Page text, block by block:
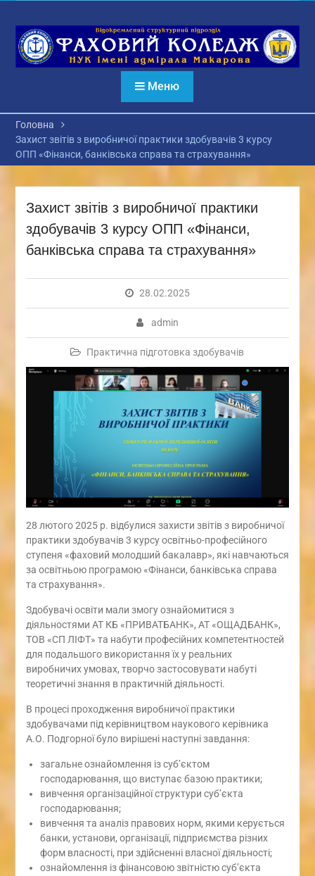
вмісту
Меню
Головна
Захист звітів з виробничої практики здобувачів 3 курсу
ОПП «Фінанси, банківська справа та страхування»
Захист звітів з виробничої практики
здобувачів 3 курсу ОПП «Фінанси,
банківська справа та страхування»
28.02.2025
admin
Практична підготовка здобувачів
28 лютого 2025 р. відбулися захисти звітів з виробничої
практики здобувачів 3 курсу освітньо-професійного
ступеня «фаховий молодший бакалавр», які навчаються
за освітньою програмою «Фінанси, банківська справа
та страхування».
Здобувачі освіти мали змогу ознайомитися з
діяльностями АТ КБ «ПРИВАТБАНК», АТ «ОЩАДБАНК»,
ТОВ «СП ЛІФТ» та набути професійних компетентностей
для подальшого використання їх у реальних
виробничих умовах, творчо застосовувати набуті
теоретичні знання в практичній діяльності.
В процесі проходження виробничої практики
здобувачами під керівництвом наукового керівника
А.О. Подгорної було вирішені наступні завдання:
загальне ознайомлення із суб’єктом
господарювання, що виступає базою практики;
вивчення організаційної структури суб’єкта
господарювання;
вивчення та аналіз правових норм, якими керується
банки, установи, організації, підприємства різних
форм власності, при здійсненні власної діяльності;
ознайомлення із фінансовою звітністю суб’єкта